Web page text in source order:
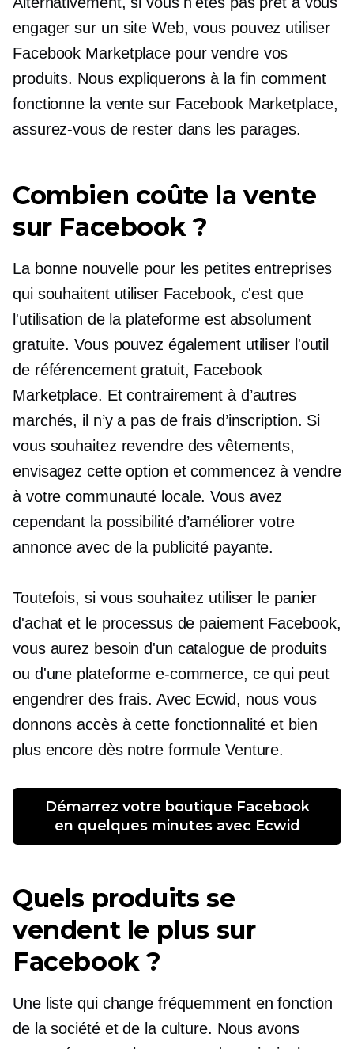
engager sur un site Web, vous pouvez utiliser
Facebook Marketplace pour vendre vos
produits. Nous expliquerons à la fin comment
fonctionne la vente sur Facebook Marketplace,
assurez-vous de rester dans les parages.
Combien coûte la vente
sur Facebook ?
La bonne nouvelle pour les petites entreprises
qui souhaitent utiliser Facebook, c'est que
l'utilisation de la plateforme est absolument
gratuite. Vous pouvez également utiliser l'outil
de référencement gratuit, Facebook
Marketplace. Et contrairement à d’autres
marchés, il n’y a pas de frais d’inscription. Si
vous souhaitez revendre des vêtements,
envisagez cette option et commencez à vendre
à votre communauté locale. Vous avez
cependant la possibilité d’améliorer votre
annonce avec de la publicité payante.
Toutefois, si vous souhaitez utiliser le panier
d'achat et le processus de paiement Facebook,
vous aurez besoin d'un catalogue de produits
ou d'une plateforme e-commerce, ce qui peut
engendrer des frais. Avec Ecwid, nous vous
donnons accès à cette fonctionnalité et bien
plus encore dès notre formule Venture.
Démarrez votre boutique Facebook
en quelques minutes avec Ecwid
Quels produits se
vendent le plus sur
Facebook ?
Une liste qui change fréquemment en fonction
de la société et de la culture. Nous avons